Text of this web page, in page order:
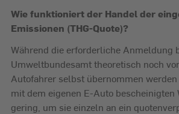
Wie funktioniert der Handel der
Emissionen (THG-Quote)?
Während die erforderliche Anmeldung
Umweltbundesamt theoretisch noch
Autofahrer selbst übernommen
mit dem eigenen E-Auto bescheinigten
gering, um sie einzeln an ein